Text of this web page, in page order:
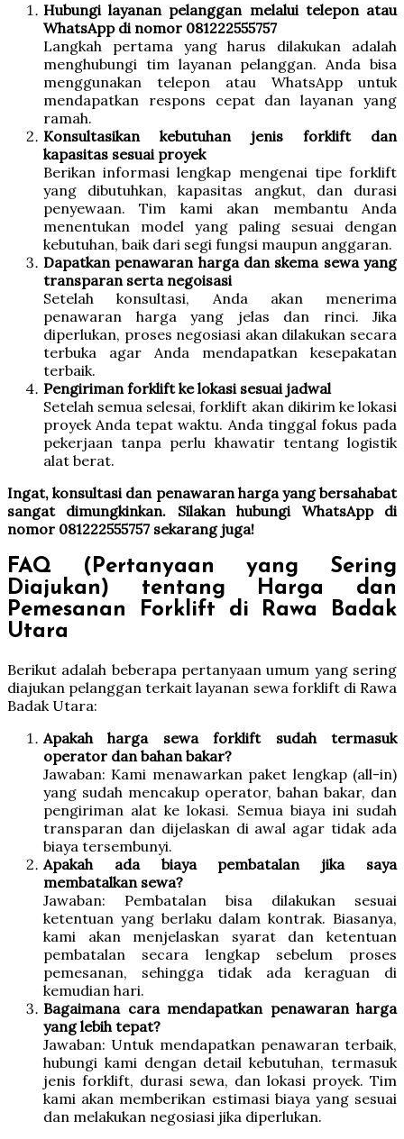
Hubungi layanan pelanggan melalui telepon atau
WhatsApp di nomor 081222555757
Langkah pertama yang harus dilakukan adalah
menghubungi tim layanan pelanggan. Anda bisa
menggunakan telepon atau WhatsApp untuk
mendapatkan respons cepat dan layanan yang
ramah.
Konsultasikan kebutuhan jenis forklift dan
kapasitas sesuai proyek
Berikan informasi lengkap mengenai tipe forklift
yang dibutuhkan, kapasitas angkut, dan durasi
penyewaan. Tim kami akan membantu Anda
menentukan model yang paling sesuai dengan
kebutuhan, baik dari segi fungsi maupun anggaran.
Dapatkan penawaran harga dan skema sewa yang
transparan serta negoisasi
Setelah konsultasi, Anda akan menerima
penawaran harga yang jelas dan rinci. Jika
diperlukan, proses negosiasi akan dilakukan secara
terbuka agar Anda mendapatkan kesepakatan
terbaik.
Pengiriman forklift ke lokasi sesuai jadwal
Setelah semua selesai, forklift akan dikirim ke lokasi
proyek Anda tepat waktu. Anda tinggal fokus pada
pekerjaan tanpa perlu khawatir tentang logistik
alat berat.
Ingat, konsultasi dan penawaran harga yang bersahabat
sangat dimungkinkan. Silakan hubungi WhatsApp di
nomor 081222555757 sekarang juga!
FAQ (Pertanyaan yang Sering
Diajukan) tentang Harga dan
Pemesanan Forklift di Rawa Badak
Utara
Berikut adalah beberapa pertanyaan umum yang sering
diajukan pelanggan terkait layanan sewa forklift di Rawa
Badak Utara:
Apakah harga sewa forklift sudah termasuk
operator dan bahan bakar?
Jawaban: Kami menawarkan paket lengkap (all-in)
yang sudah mencakup operator, bahan bakar, dan
pengiriman alat ke lokasi. Semua biaya ini sudah
transparan dan dijelaskan di awal agar tidak ada
biaya tersembunyi.
Apakah ada biaya pembatalan jika saya
membatalkan sewa?
Jawaban: Pembatalan bisa dilakukan sesuai
ketentuan yang berlaku dalam kontrak. Biasanya,
kami akan menjelaskan syarat dan ketentuan
pembatalan secara lengkap sebelum proses
pemesanan, sehingga tidak ada keraguan di
kemudian hari.
Bagaimana cara mendapatkan penawaran harga
yang lebih tepat?
Jawaban: Untuk mendapatkan penawaran terbaik,
hubungi kami dengan detail kebutuhan, termasuk
jenis forklift, durasi sewa, dan lokasi proyek. Tim
kami akan memberikan estimasi biaya yang sesuai
dan melakukan negosiasi jika diperlukan.